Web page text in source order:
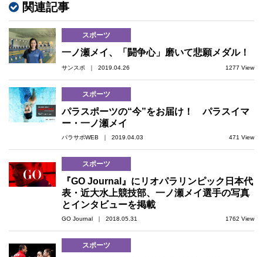
関連記事
スポーツ
一ノ瀬メイ、「闘争心」磨いて悲願メダル！
サンスポ ｜ 2019.04.26 1277 View
スポーツ
パラスポーツの“今”をお届け！ パラスイマ
ー・一ノ瀬メイ
パラサポWEB ｜ 2019.04.03 471 View
スポーツ
『GO Journal』にリオパラリンピック日本代
表・近大水上競技部、一ノ瀬メイ選手の写真
とインタビューを掲載
GO Journal ｜ 2018.05.31 1762 View
スポーツ